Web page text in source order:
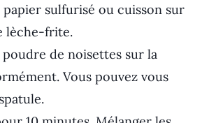
papier sulfurisé ou cuisson sur
lèche-frite.
de noisettes sur la
Vous pouvez vous